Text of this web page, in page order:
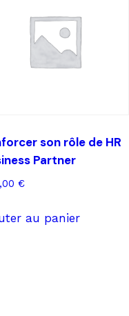
son rôle de HR
Partner
€
au panier